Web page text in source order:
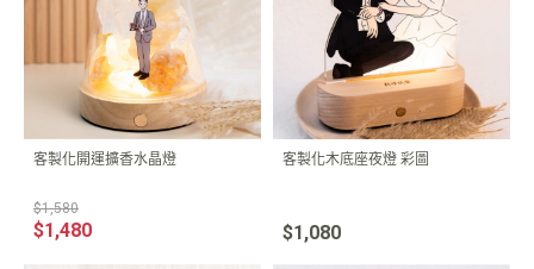
客製化開運擴香水晶燈
$1,580
$1,480
客製化木底座夜燈 彩圖
$1,080